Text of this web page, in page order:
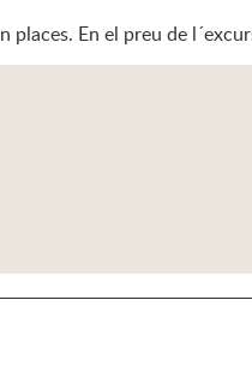
En el preu de